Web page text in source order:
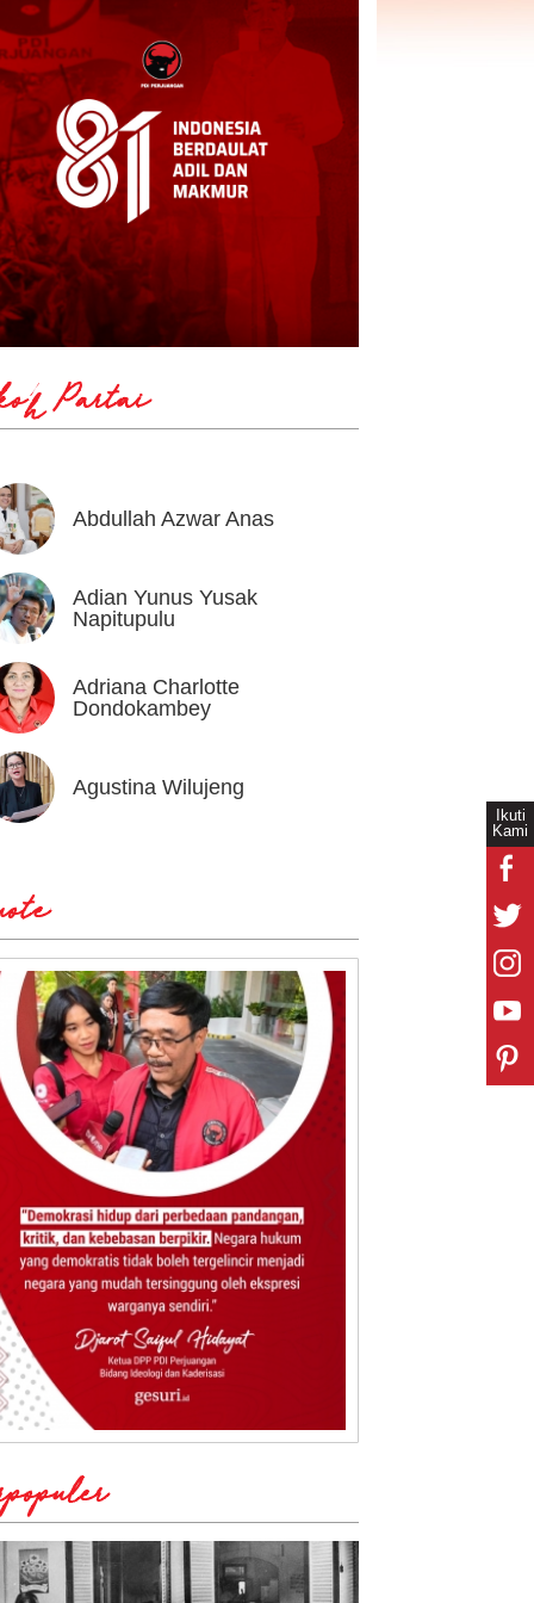
Ikuti
Kami
Partai
Abdullah Azwar Anas
Adian Yunus Yusak
Napitupulu
Adriana Charlotte
Dondokambey
Agustina Wilujeng